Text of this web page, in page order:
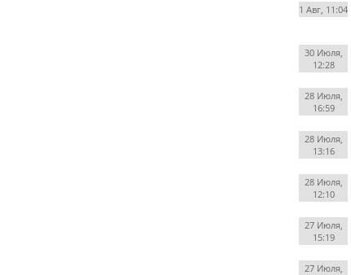
1 Авг, 11:04
30 Июля,
12:28
28 Июля,
16:59
28 Июля,
13:16
28 Июля,
12:10
27 Июля,
15:19
27 Июля,